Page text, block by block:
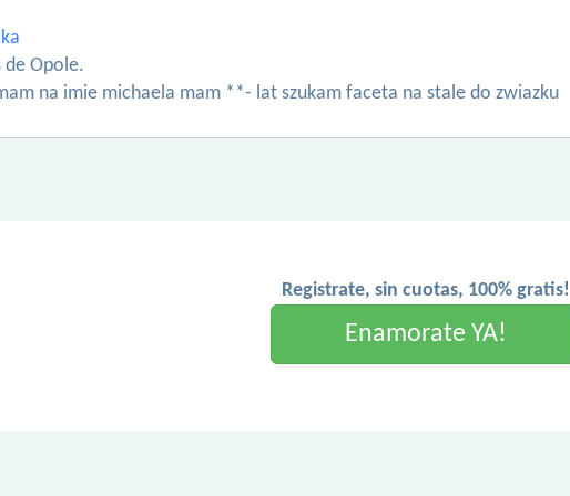
de Opole.
na imie michaela mam **- lat szukam faceta na stale do zwiazku
Registrate, sin cuotas, 100% gratis!
Enamorate YA!